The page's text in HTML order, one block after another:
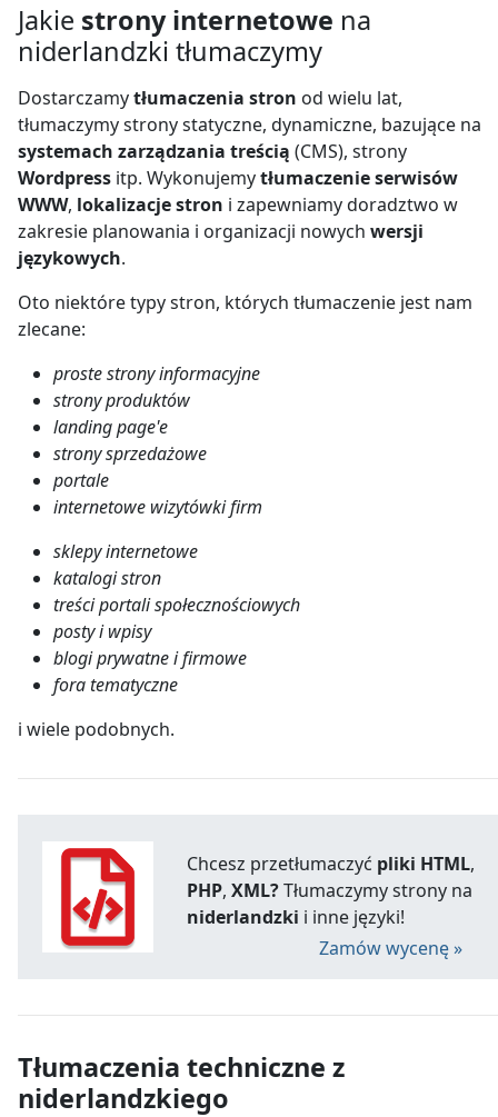
Jakie strony internetowe na
niderlandzki tłumaczymy
Dostarczamytłumaczenia stron od wielu lat,
tłumaczymy strony statyczne, dynamiczne, bazujące na
systemach zarządzania treścią (CMS), strony
Wordpress itp. Wykonujemytłumaczenie serwisów
WWW, lokalizacje stron i zapewniamy doradztwo w
zakresie planowania i organizacji nowych wersji
językowych.
Oto niektóre typy stron, których tłumaczenie jest nam
zlecane:
proste strony informacyjne
strony produktów
landing page'e
strony sprzedażowe
portale
internetowe wizytówki firm
sklepy internetowe
katalogi stron
treści portali społecznościowych
posty i wpisy
blogi prywatne i firmowe
fora tematyczne
i wiele podobnych.
Chcesz przetłumaczyć pliki HTML,
PHP, XML?Tłumaczymy strony na
niderlandzki i inne języki!
Zamów wycenę »
Tłumaczenia techniczne z
niderlandzkiego